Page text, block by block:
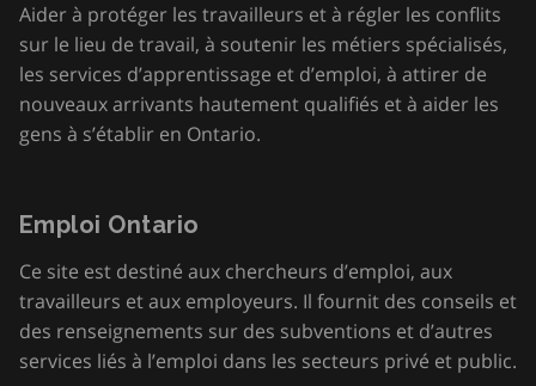
Aider à protéger les travailleurs et à régler les conflits
sur le lieu de travail, à soutenir les métiers spécialisés,
les services d’apprentissage et d’emploi, à attirer de
nouveaux arrivants hautement qualifiés et à aider les
gens à s’établir en Ontario.
Emploi Ontario
Ce site est destiné aux chercheurs d’emploi, aux
travailleurs et aux employeurs. Il fournit des conseils et
des renseignements sur des subventions et d’autres
services liés à l’emploi dans les secteurs privé et public.